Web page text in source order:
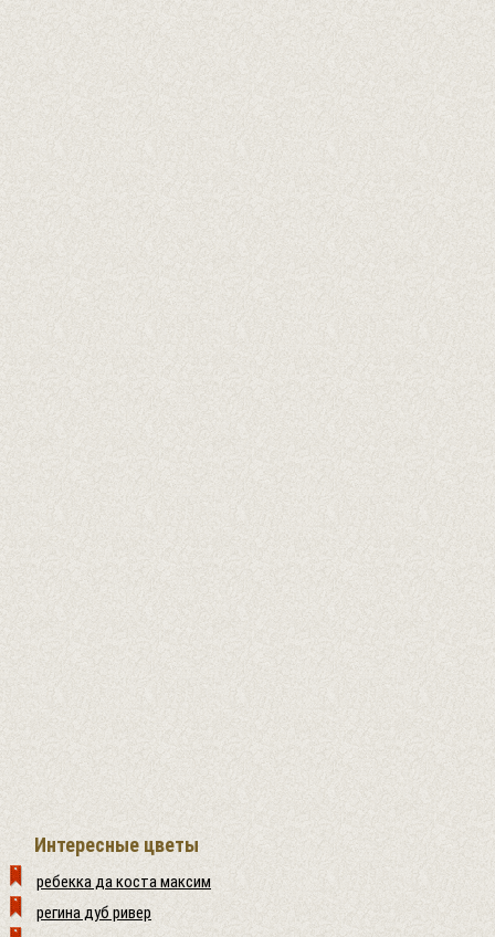
Интересные цветы
ребекка да коста максим
регина дуб ривер